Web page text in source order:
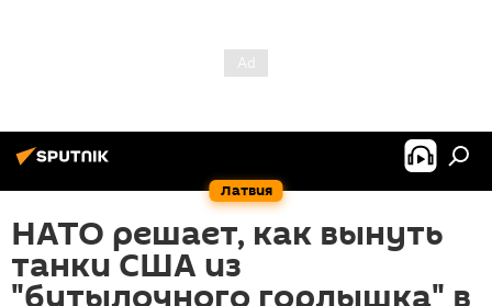
Латвия
НАТО решает, как вынуть
танки США из